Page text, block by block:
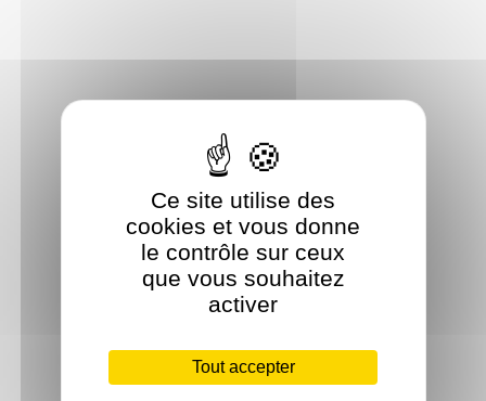
Ce site utilise des
cookies et vous donne
le contrôle sur ceux
que vous souhaitez
activer
Tout accepter